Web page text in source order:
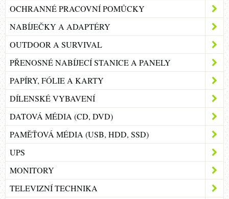
OCHRANNÉ PRACOVNÍ POMŮCKY
NABÍJEČKY A ADAPTÉRY
OUTDOOR A SURVIVAL
PŘENOSNÉ NABÍJECÍ STANICE A PANELY
PAPÍRY, FÓLIE A KARTY
DÍLENSKÉ VYBAVENÍ
DATOVÁ MÉDIA (CD, DVD)
PAMĚŤOVÁ MÉDIA (USB, HDD, SSD)
UPS
MONITORY
TELEVIZNÍ TECHNIKA